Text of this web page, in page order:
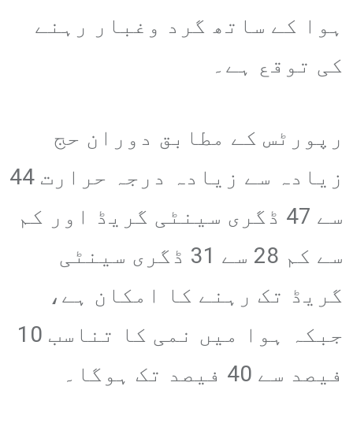
ہوا کے ساتھ گرد وغبار رہنے
کی توقع ہے۔
رپورٹس کے مطابق دوران حج
زیادہ سے زیادہ درجہ حرارت 44
سے 47 ڈگری سینٹی گریڈ اور کم
سے کم 28 سے 31 ڈگری سینٹی
گریڈ تک رہنے کا امکان ہے،
جبکہ ہوا میں نمی کا تناسب 10
فیصد سے 40 فیصد تک ہوگا۔